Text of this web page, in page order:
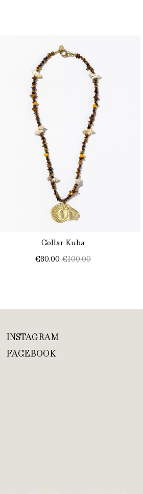
Collar Kuba
€80.00 €100.00
INSTAGRAM
FACEBOOK